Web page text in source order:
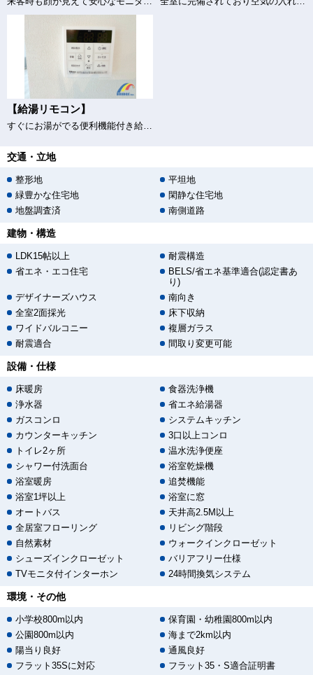
【給湯リモコン】
すぐにお湯がでる便利機能付き給湯器♪
交通・立地
整形地
平坦地
緑豊かな住宅地
閑静な住宅地
地盤調査済
南側道路
建物・構造
LDK15帖以上
耐震構造
省エネ・エコ住宅
BELS/省エネ基準適合(認定書あ
り)
デザイナーズハウス
南向き
全室2面採光
床下収納
ワイドバルコニー
複層ガラス
耐震適合
間取り変更可能
設備・仕様
床暖房
食器洗浄機
浄水器
省エネ給湯器
ガスコンロ
システムキッチン
カウンターキッチン
3口以上コンロ
トイレ2ヶ所
温水洗浄便座
シャワー付洗面台
浴室乾燥機
浴室暖房
追焚機能
浴室1坪以上
浴室に窓
オートバス
天井高2.5M以上
全居室フローリング
リビング階段
自然素材
ウォークインクローゼット
シューズインクローゼット
バリアフリー仕様
TVモニタ付インターホン
24時間換気システム
環境・その他
小学校800m以内
保育園・幼稚園800m以内
公園800m以内
海まで2km以内
陽当り良好
通風良好
フラット35Sに対応
フラット35・S適合証明書